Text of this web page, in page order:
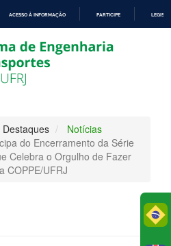
PARA
O
CONTEÚDO
ACESSO À INFORMAÇÃO PARTICIPE
Destaques
Notícias
do Encerramento da Série
Celebra o Orgulho de Fazer
COPPE/UFRJ